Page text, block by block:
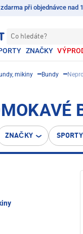
při objednávce nad
Co hledáte?
ZNAČKY
mikiny Bundy
ZNAČKY SPORTY